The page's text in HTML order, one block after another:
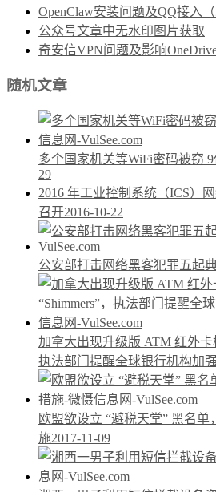
OpenClaw安装问题及QQ接入（
公众号文章中无水印图片获取
奇安信VPN问题及影响
随机文章
多个国家机关等WiFi密码被窃
29
2016 年工业控制系统（ICS）
召开2016-10-22
公安部打击网络黑客犯罪五起
加拿大出现升级版 ATM 红外卡
执法部门提醒全球银行机构加
欧盟欲设立 “避税天堂” 黑名
施2017-11-09